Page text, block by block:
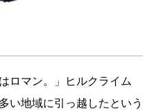
ロマン。」ヒルクライム
い地域に引っ越したという